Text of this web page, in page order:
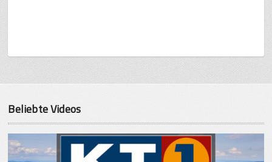
Beliebte Videos